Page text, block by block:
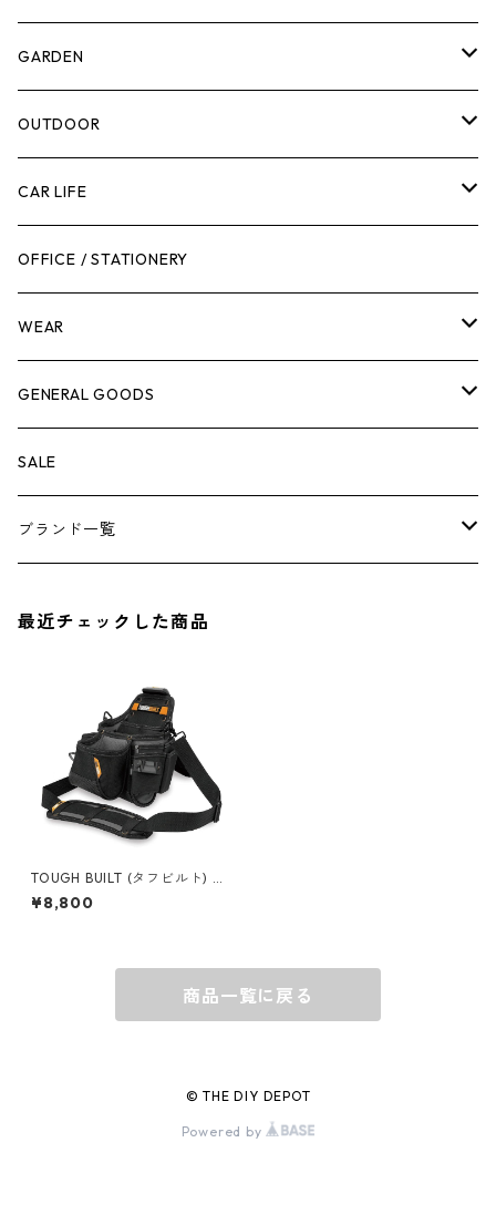
計測機器
腰袋・ツールホルスター
工具箱
作業台
脚立
ケミカル
その他
5ガロンバケツ
キッチン
日用品
ボディケア
GARDEN
剪定ばさみ
ガーデンツール
ガーデンチェア
キャビネット・ツールハンガー
冬季用品
その他
OUTDOOR
スツール
バンジーバンド
ストレージボックス
クーラーボックス
ナイフ
CAR LIFE
メンテナンスグッズ
車内グッズ
車外グッズ
芳香剤
OFFICE / STATIONERY
WEAR
トップス
ボトムス
アンダーウェア
グローブ
グラス
GENERAL GOODS
ウォレット
エアーフレッシュナー
SALE
ブランド一覧
BEHRENS
BELL
最近チェックした商品
TOUGH BUILT (タフビルト) プ
ランバーポーチ＆ショルダー T
B-CT-113
¥8,800
商品一覧に戻る
© THE DIY DEPOT
Powered by